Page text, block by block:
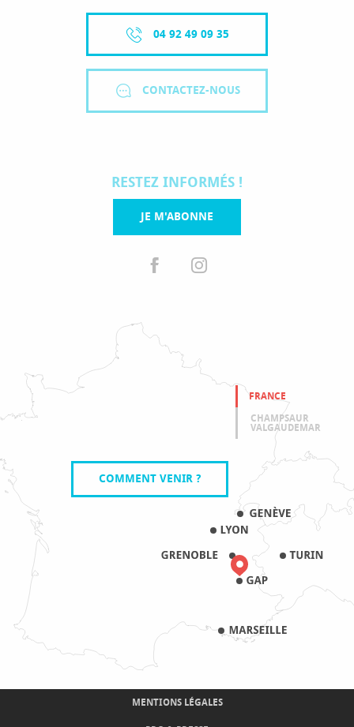
04 92 49 09 35
CONTACTEZ-NOUS
RESTEZ INFORMÉS !
JE M'ABONNE
FRANCE
CHAMPSAUR
VALGAUDEMAR
COMMENT VENIR ?
MENTIONS LÉGALES